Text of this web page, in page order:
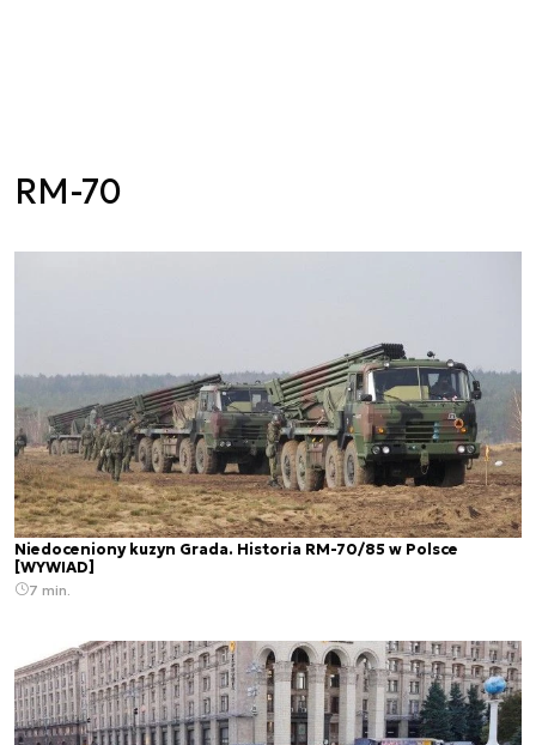
RM-70
Niedoceniony kuzyn Grada. Historia RM-70/85 w Polsce
[WYWIAD]
7 min.